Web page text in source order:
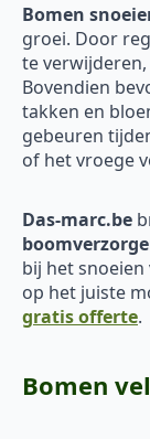
Bomen
groei. Door
te
Bovendien
takken en
gebeuren
of het vroege
Das-marc.be
bij het
op het juiste
gratis offerte.
Bomen